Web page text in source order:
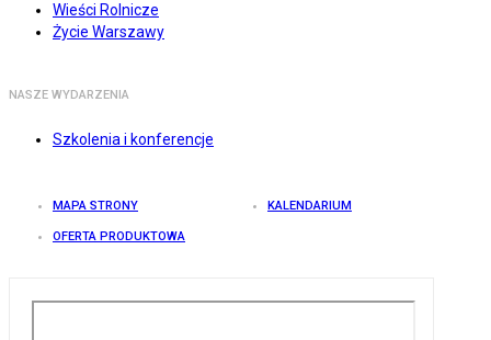
Wieści Rolnicze
Życie Warszawy
NASZE WYDARZENIA
Szkolenia i konferencje
MAPA STRONY KALENDARIUM
OFERTA PRODUKTOWA